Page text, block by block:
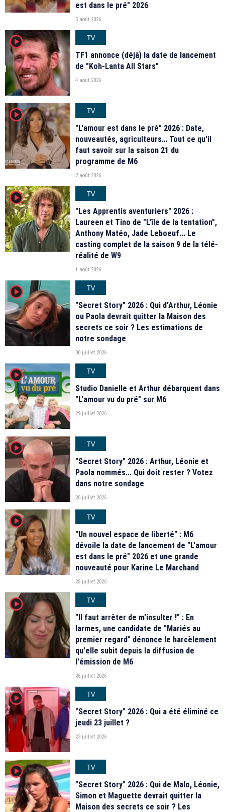
est dans le pré" 2026
5 août 2026
player2
TV
TF1 annonce (déjà) la date de lancement
de "Koh-Lanta All Stars"
4 août 2026
player2
TV
"L'amour est dans le pré" 2026 : Date,
nouveautés, agriculteurs… Tout ce qu'il
faut savoir sur la saison 21 du
programme de M6
2 août 2026
player2
TV
"Les Apprentis aventuriers" 2026 :
Laureen et Tino de "L'île de la tentation",
Anthony Matéo, Jade Leboeuf... Le
casting complet de la saison 9 de la télé-
réalité de W9
1 août 2026
player2
TV
"Secret Story" 2026 : Qui d'Arthur, Léonie
ou Paola devrait quitter la Maison des
secrets ce soir ? Les estimations de
notre sondage
30 juillet 2026
player2
TV
Studio Danielle et Arthur débarquent dans
"L’amour vu du pré" sur M6
29 juillet 2026
player2
TV
"Secret Story" 2026 : Arthur, Léonie et
Paola nommés... Qui doit rester ? Votez
dans notre sondage
28 juillet 2026
player2
TV
"Un nouvel espace de liberté" : M6
dévoile la date de lancement de "L'amour
est dans le pré" 2026 et une grande
nouveauté pour Karine Le Marchand
28 juillet 2026
player2
TV
"Il faut arrêter de m'insulter !" : En
larmes, une candidate de "Mariés au
premier regard" dénonce le harcèlement
qu'elle subit depuis la diffusion de
l'émission de M6
26 juillet 2026
player2
TV
"Secret Story" 2026 : Qui a été éliminé ce
jeudi 23 juillet ?
23 juillet 2026
player2
TV
"Secret Story" 2026 : Qui de Malo, Léonie,
Simon et Maguette devrait quitter la
Maison des secrets ce soir ? Les